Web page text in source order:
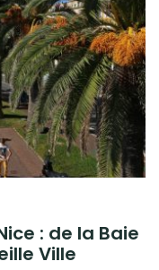
: de la Baie
Ville